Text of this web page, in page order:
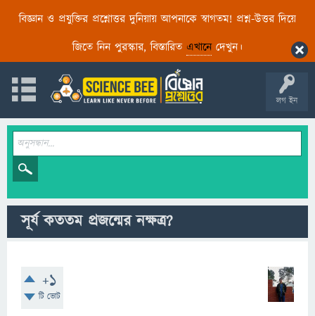
বিজ্ঞান ও প্রযুক্তির প্রশ্নোত্তর দুনিয়ায় আপনাকে স্বাগতম! প্রশ্ন-উত্তর দিয়ে
জিতে নিন পুরস্কার, বিস্তারিত এখানেদেখুন।
লগ ইন
সূর্য কততম প্রজন্মের নক্ষত্র?
+1
টি ভোট